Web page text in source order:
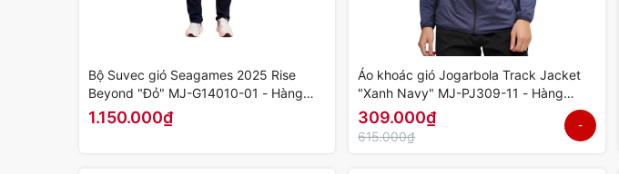
Bộ Suvec gió Seagames 2025 Rise
Beyond "Đỏ" MJ-G14010-01 - Hàng
Chính Hãng
1.150.000₫
Áo khoác gió Jogarbola Track Jacket
"Xanh Navy" MJ-PJ309-11 - Hàng
Chính Hãng
309.000₫
615.000₫
-